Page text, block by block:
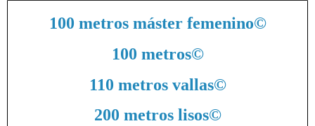
100 metros máster femenino©
100 metros©
110 metros vallas©
200 metros lisos©